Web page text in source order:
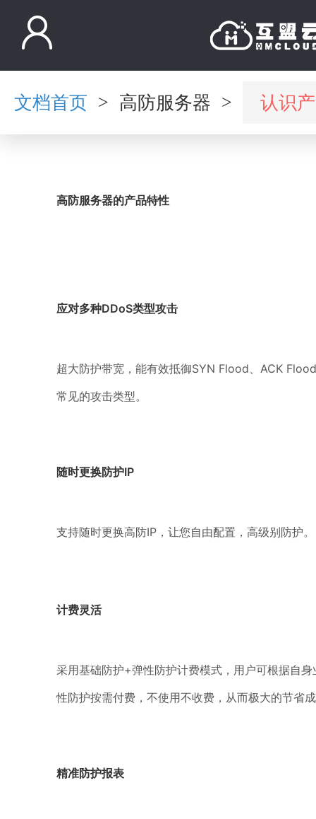
文档首页 > 高防服务器 > 认识
高防服务器的产品特性
应对多种DDoS类型攻击
超大防护带宽，能有效抵御SYN Flood、ACK
常见的攻击类型。
随时更换防护IP
支持随时更换高防IP，让您自由配置，高级别防护。
计费灵活
采用基础防护+弹性防护计费模式，用户可根据自
性防护按需付费，不使用不收费，从而极大的节省
精准防护报表